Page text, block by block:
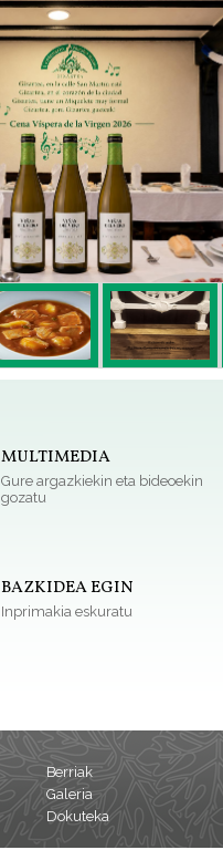
MULTIMEDIA
Gure argazkiekin eta bideoekin
gozatu
BAZKIDEA EGIN
Inprimakia eskuratu
Berriak
Galeria
Dokuteka